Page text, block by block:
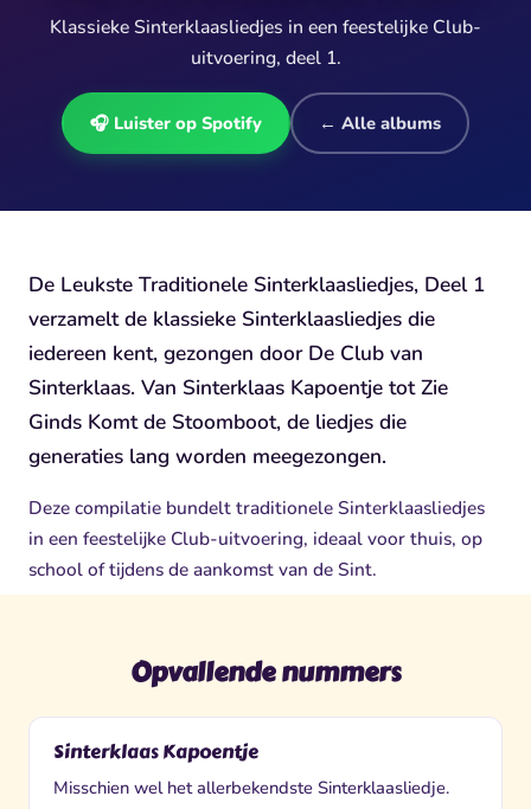
Klassieke Sinterklaasliedjes in een feestelijke Club-
uitvoering, deel 1.
🎧 Luister op Spotify ← Alle albums
De Leukste Traditionele Sinterklaasliedjes, Deel 1
verzamelt de klassieke Sinterklaasliedjes die
iedereen kent, gezongen door De Club van
Sinterklaas. Van Sinterklaas Kapoentje tot Zie
Ginds Komt de Stoomboot, de liedjes die
generaties lang worden meegezongen.
Deze compilatie bundelt traditionele Sinterklaasliedjes
in een feestelijke Club-uitvoering, ideaal voor thuis, op
school of tijdens de aankomst van de Sint.
Opvallende nummers
Sinterklaas Kapoentje
Misschien wel het allerbekendste Sinterklaasliedje.